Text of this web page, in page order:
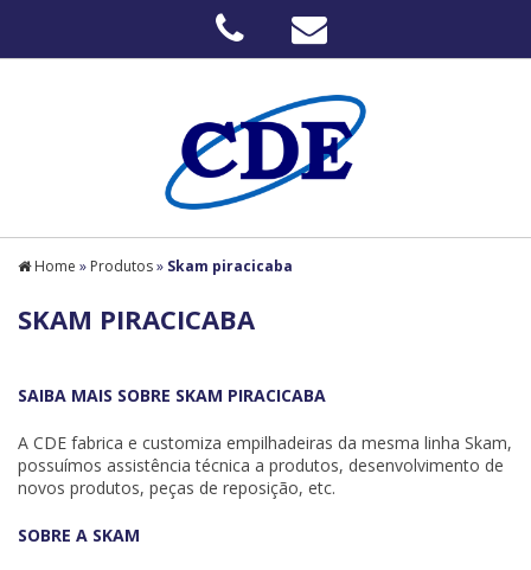
Home » Produtos» Skam piracicaba
SKAM PIRACICABA
SAIBA MAIS SOBRE SKAM PIRACICABA
A CDE fabrica e customiza empilhadeiras da mesma linha Skam,
possuímos assistência técnica a produtos, desenvolvimento de
novos produtos, peças de reposição, etc.
SOBRE A SKAM